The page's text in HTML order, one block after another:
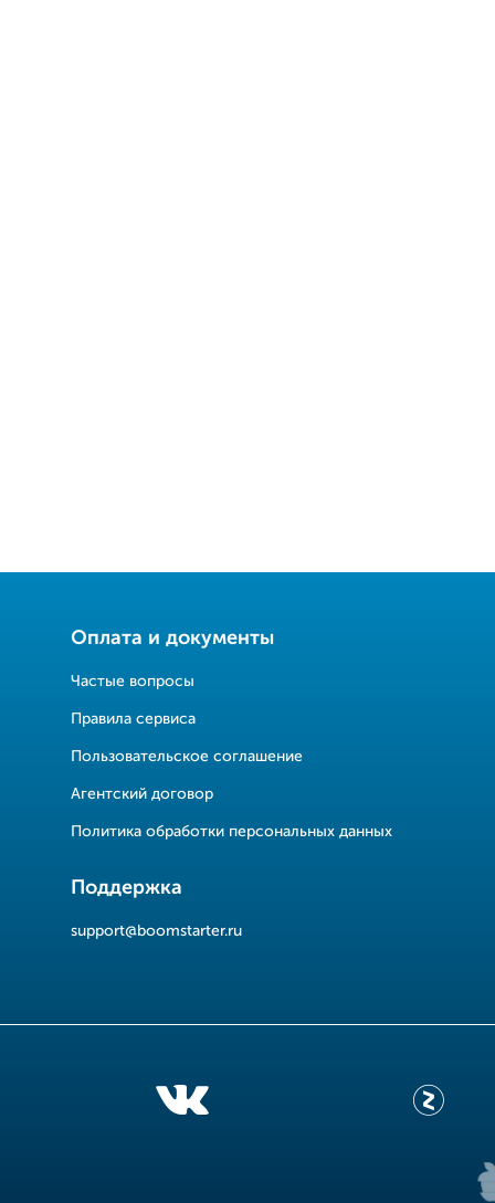
Оплата и документы
Частые вопросы
Правила сервиса
Пользовательское соглашение
Агентский договор
Политика обработки персональных данных
Поддержка
support@boomstarter.ru